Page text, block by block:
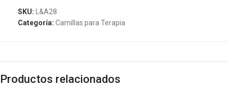
SKU:
L&A28
Categoría: Camillas para Terapia
Productos relacionados